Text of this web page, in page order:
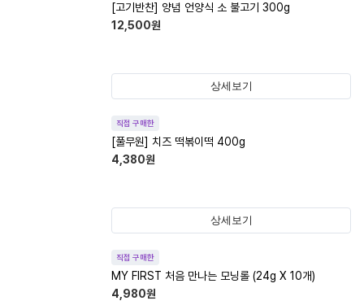
[고기반찬] 양념 언양식 소 불고기 300g
12,500원
상세보기
직접 구매한
[풀무원] 치즈 떡볶이떡 400g
4,380원
상세보기
직접 구매한
MY FIRST 처음 만나는 모닝롤 (24g X 10개)
4,980원